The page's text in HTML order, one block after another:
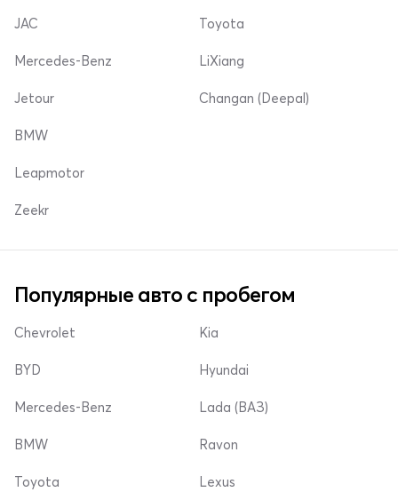
JAC
Mercedes-Benz
Jetour
Toyota
LiXiang
Changan (Deepal)
BMW
Leapmotor
Zeekr
Популярные авто с пробегом
Chevrolet
BYD
Mercedes-Benz
Kia
Hyundai
Lada (ВАЗ)
BMW
Toyota
Ravon
Lexus